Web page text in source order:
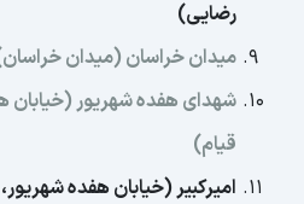
رضایی)
میدان خراسان (میدان
شهدای هفده شهریور (خیابان
قیام)
امیرکبیر (خیابان هفده